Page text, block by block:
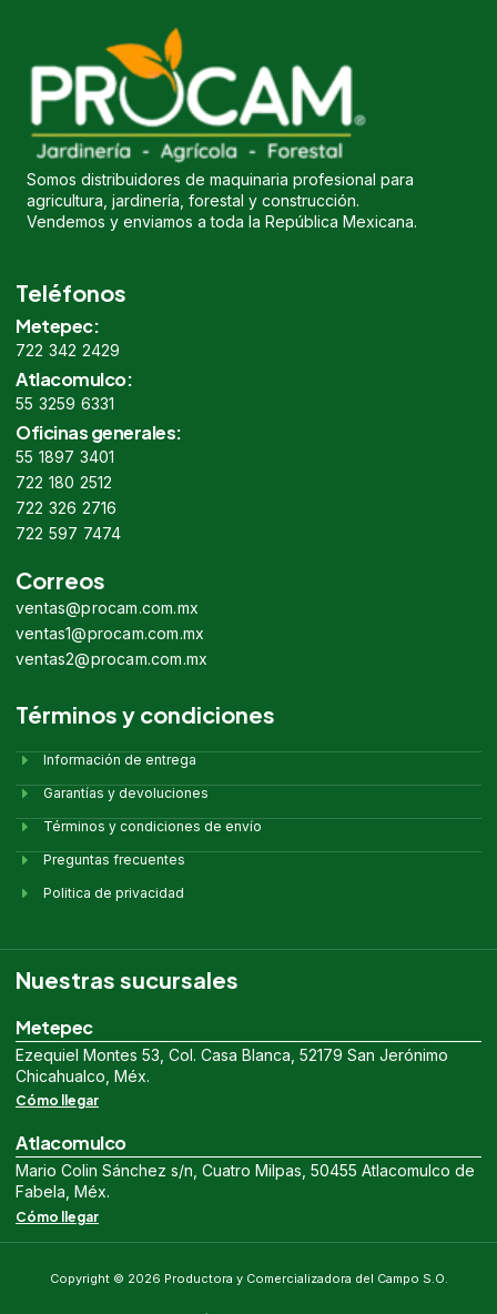
Somos distribuidores de maquinaria profesional para
agricultura, jardinería, forestal y construcción.
Vendemos y enviamos a toda la República Mexicana.
Teléfonos
Metepec:
722 342 2429
Atlacomulco:
55 3259 6331
Oficinas generales:
55 1897 3401
722 180 2512
722 326 2716
722 597 7474
Correos
ventas@procam.com.mx
ventas1@procam.com.mx
ventas2@procam.com.mx
Términos y condiciones
Información de entrega
Garantías y devoluciones
Términos y condiciones de envío
Preguntas frecuentes
Politica de privacidad
Nuestras sucursales
Metepec
Ezequiel Montes 53, Col. Casa Blanca, 52179 San Jerónimo
Chicahualco, Méx.
Cómo llegar
Atlacomulco
Mario Colin Sánchez s/n, Cuatro Milpas, 50455 Atlacomulco de
Fabela, Méx.
Cómo llegar
Copyright © 2026 Productora y Comercializadora del Campo S.O.